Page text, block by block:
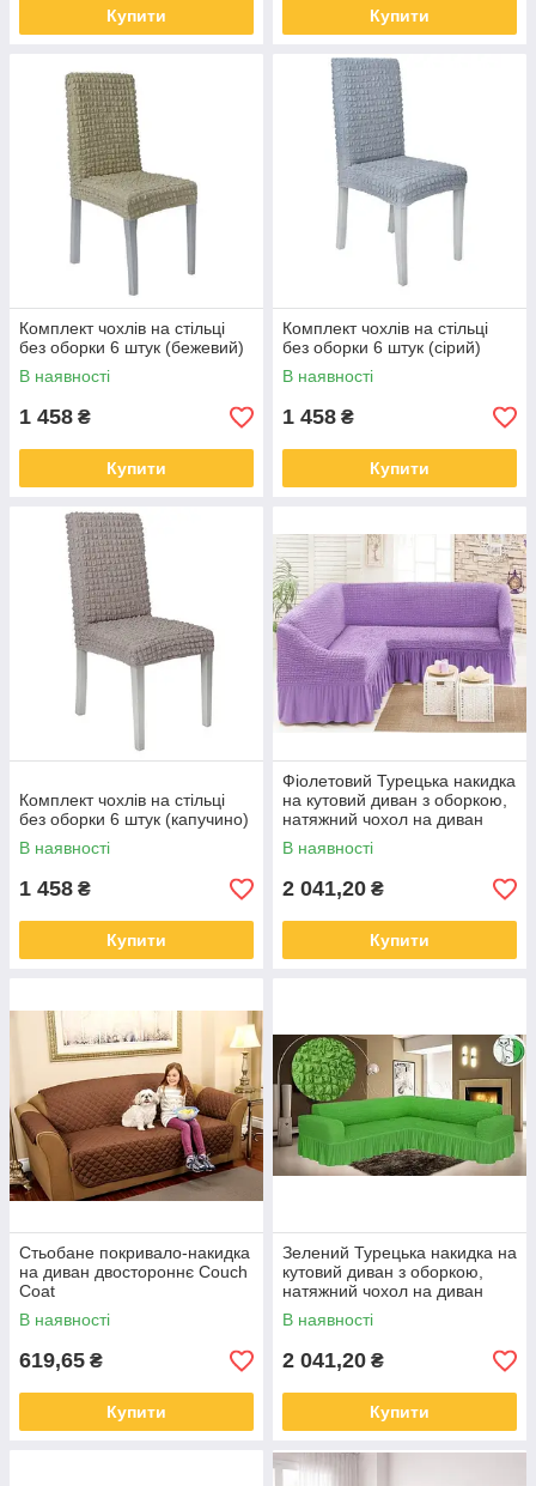
Купити Купити
Комплект чохлів на стільці
без оборки 6 штук (бежевий)
В наявності
1 458 ₴
Купити
Комплект чохлів на стільці
без оборки 6 штук (сірий)
В наявності
1 458 ₴
Купити
Комплект чохлів на стільці
без оборки 6 штук (капучино)
В наявності
1 458 ₴
Купити
Фіолетовий Турецька накидка
на кутовий диван з оборкою,
натяжний чохол на диван
В наявності
2 041,20 ₴
Купити
Стьобане покривало-накидка
на диван двостороннє Couch
Coat
В наявності
619,65 ₴
Купити
Зелений Турецька накидка на
кутовий диван з оборкою,
натяжний чохол на диван
В наявності
2 041,20 ₴
Купити